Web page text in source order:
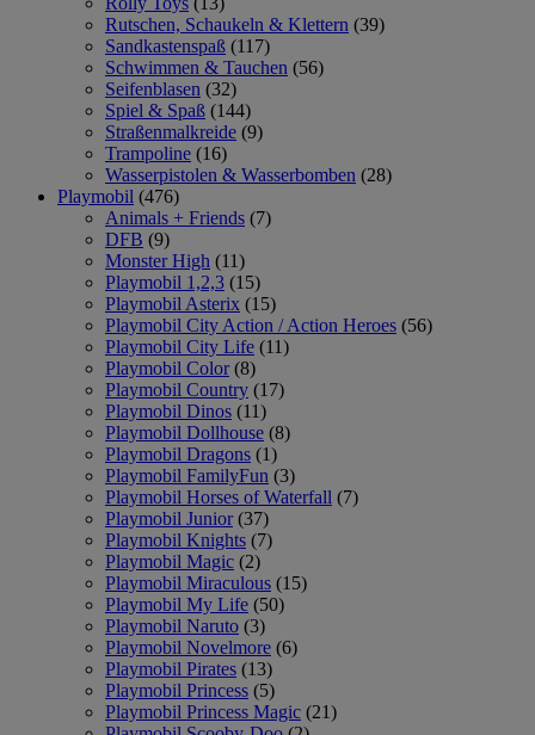
Rutschen, Schaukeln & Klettern (39)
Sandkastenspaß (117)
Schwimmen & Tauchen (56)
Seifenblasen (32)
Spiel & Spaß (144)
Straßenmalkreide (9)
Trampoline (16)
Wasserpistolen & Wasserbomben (28)
Playmobil (476)
Animals + Friends (7)
DFB (9)
Monster High (11)
Playmobil 1,2,3 (15)
Playmobil Asterix (15)
Playmobil City Action / Action Heroes (56)
Playmobil City Life (11)
Playmobil Color (8)
Playmobil Country (17)
Playmobil Dinos (11)
Playmobil Dollhouse (8)
Playmobil Dragons (1)
Playmobil FamilyFun (3)
Playmobil Horses of Waterfall (7)
Playmobil Junior (37)
Playmobil Knights (7)
Playmobil Magic (2)
Playmobil Miraculous (15)
Playmobil My Life (50)
Playmobil Naruto (3)
Playmobil Novelmore (6)
Playmobil Pirates (13)
Playmobil Princess (5)
Playmobil Princess Magic (21)